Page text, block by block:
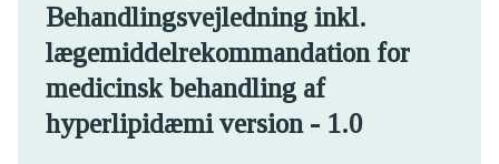
Behandlingsvejledning inkl.
lægemiddelrekommandation for
medicinsk behandling af
hyperlipidæmi version - 1.0